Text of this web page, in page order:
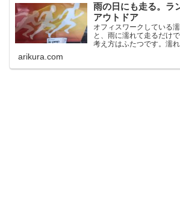
雨の日にも走る。ラ
アウトドア
オフィスワークしている
と、雨に濡れて走るだけ
考え方はふたつです。濡
るか。はじめから濡れて
か？ 真冬以外、はじめか
好で走っています。
arikura.com